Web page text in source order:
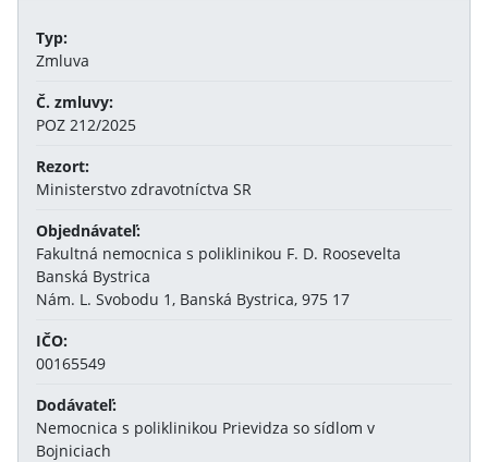
Typ:
Zmluva
Č. zmluvy:
POZ 212/2025
Rezort:
Ministerstvo zdravotníctva SR
Objednávateľ:
Fakultná nemocnica s poliklinikou F. D. Roosevelta
Banská Bystrica
Nám. L. Svobodu 1, Banská Bystrica, 975 17
IČO:
00165549
Dodávateľ:
Nemocnica s poliklinikou Prievidza so sídlom v
Bojniciach